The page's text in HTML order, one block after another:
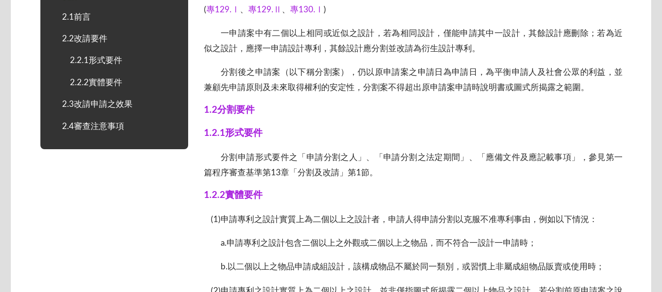
2.1前言
2.2改請要件
2.2.1形式要件
2.2.2實體要件
2.3改請申請之效果
2.4審查注意事項
(專129.Ⅰ 、 專129.Ⅱ 、 專130.Ⅰ )
一申請案中有二個以上相同或近似之設計，若為相同設計，僅能申請其中一設計，其餘設計應刪除；若為近
似之設計，應擇一申請設計專利，其餘設計應分割並改請為衍生設計專利。
分割後之申請案（以下稱分割案），仍以原申請案之申請日為申請日，為平衡申請人及社會公眾的利益，並
兼顧先申請原則及未來取得權利的安定性，分割案不得超出原申請案申請時說明書或圖式所揭露之範圍。
1.2分割要件
1.2.1形式要件
分割申請形式要件之「申請分割之人」、「申請分割之法定期間」、「應備文件及應記載事項」，參見第一
篇程序審查基準第13章「分割及改請」第1節。
1.2.2實體要件
(1)申請專利之設計實質上為二個以上之設計者，申請人得申請分割以克服不准專利事由，例如以下情況：
a.申請專利之設計包含二個以上之外觀或二個以上之物品，而不符合一設計一申請時；
b.以二個以上之物品申請成組設計，該構成物品不屬於同一類別，或習慣上非屬成組物品販賣或使用時；